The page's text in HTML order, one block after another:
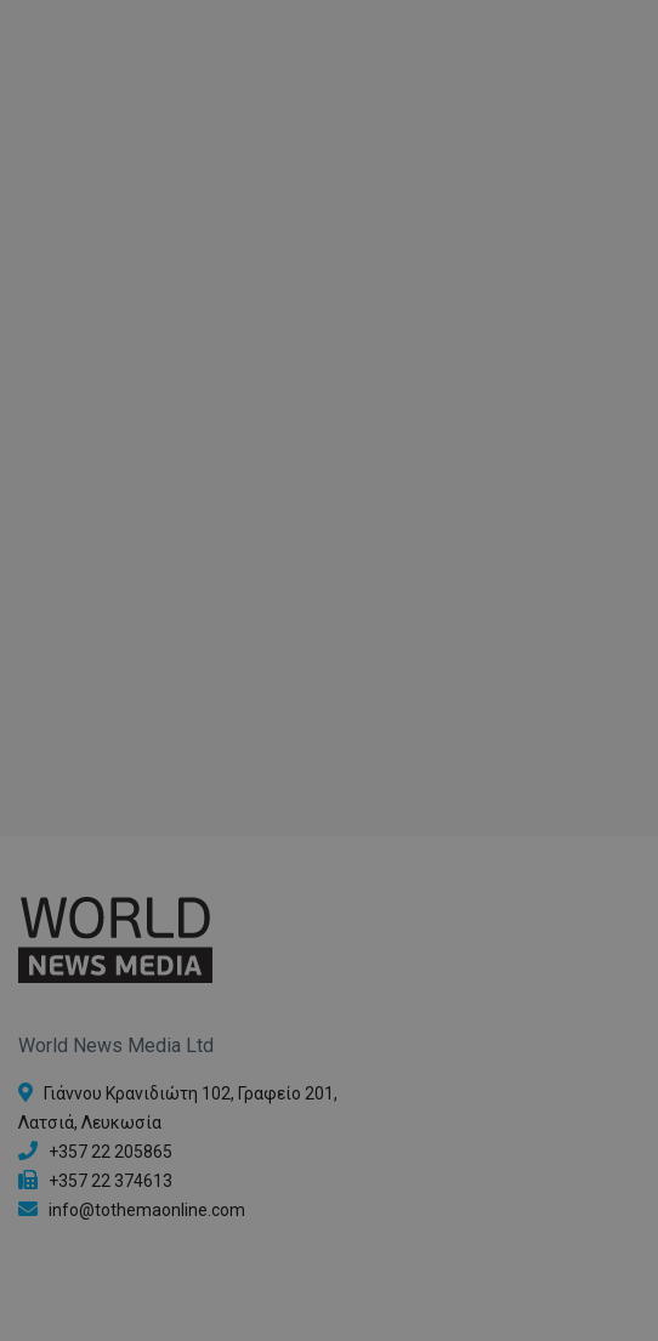
World News Media Ltd
Γιάννου Κρανιδιώτη 102, Γραφείο 201,
Λατσιά, Λευκωσία
+357 22 205865
+357 22 374613
info@tothemaonline.com